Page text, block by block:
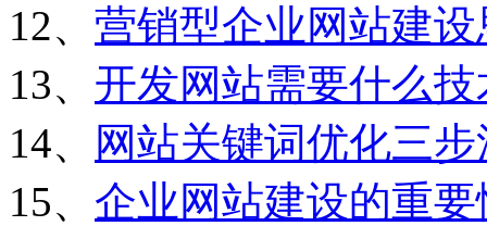
12、 营销型企业网站建设
13、 开发网站需要什么技
14、
网站关键词优化三步
15、 企业网站建设的重要